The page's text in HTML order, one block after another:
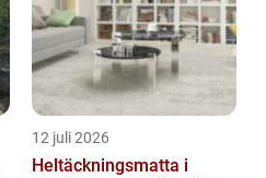
12 juli 2026
Heltäckningsmatta i